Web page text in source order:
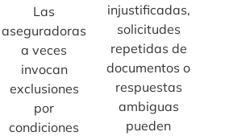
Las
aseguradoras
a veces
invocan
exclusiones
por
condiciones
injustificadas,
solicitudes
repetidas de
documentos o
respuestas
ambiguas
pueden